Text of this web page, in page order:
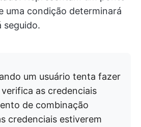
uma condição determinará
seguido.
um usuário tenta fazer
as credenciais
de combinação
credenciais estiverem